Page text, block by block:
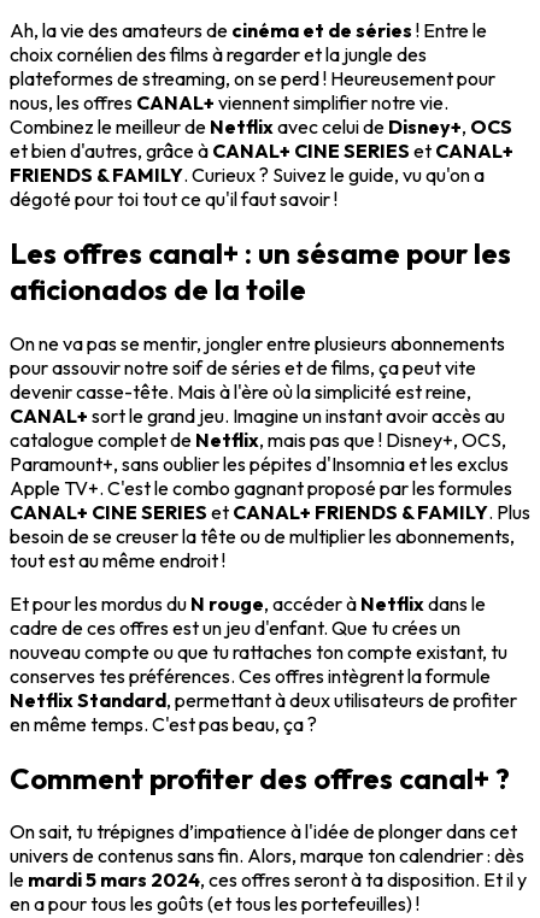
Ah, la vie des amateurs de cinéma et de séries ! Entre le
choix cornélien des films à regarder et la jungle des
plateformes de streaming, on se perd ! Heureusement pour
nous, les offres CANAL+ viennent simplifier notre vie.
Combinez le meilleur de Netflixavec celui de Disney+, OCS
et bien d'autres, grâce à CANAL+ CINE SERIES et CANAL+
FRIENDS & FAMILY. Curieux ? Suivez le guide, vu qu'on a
dégoté pour toi tout ce qu'il faut savoir !
Les offres canal+ : un sésame pour les
aficionados de la toile
On ne va pas se mentir, jongler entre plusieurs abonnements
pour assouvir notre soif de séries et de films, ça peut vite
devenir casse-tête. Mais à l'ère où la simplicité est reine,
CANAL+ sort le grand jeu. Imagine un instant avoir accès au
catalogue complet de Netflix, mais pas que ! Disney+, OCS,
Paramount+, sans oublier les pépites d'Insomnia et les exclus
Apple TV+. C'est le combo gagnant proposé par les formules
CANAL+ CINE SERIES et CANAL+ FRIENDS & FAMILY. Plus
besoin de se creuser la tête ou de multiplier les abonnements,
tout est au même endroit !
Et pour les mordus du N rouge, accéder à Netflixdans le
cadre de ces offres est un jeu d'enfant. Que tu crées un
nouveau compte ou que tu rattaches ton compte existant, tu
conserves tes préférences. Ces offres intègrent la formule
Netflix Standard, permettant à deux utilisateurs de profiter
en même temps. C'est pas beau, ça ?
Comment profiter des offres canal+ ?
On sait, tu trépignes d’impatience à l'idée de plonger dans cet
univers de contenus sans fin. Alors, marque ton calendrier : dès
le mardi 5 mars 2024, ces offres seront à ta disposition. Et il y
en a pour tous les goûts (et tous les portefeuilles) !